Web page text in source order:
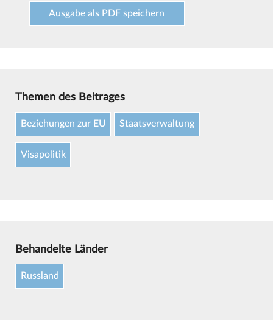
Ausgabe als PDF speichern
Themen des Beitrages
Beziehungen zur EU Staatsverwaltung
Visapolitik
Behandelte Länder
Russland